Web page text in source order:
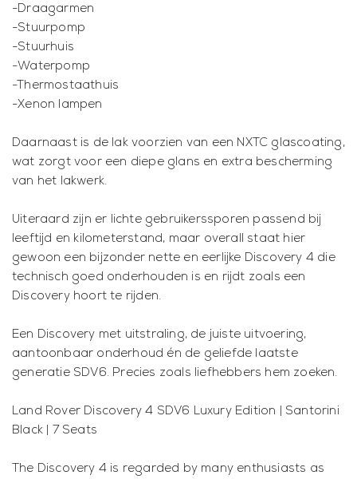
-Draagarmen
-Stuurpomp
-Stuurhuis
-Waterpomp
-Thermostaathuis
-Xenon lampen
Daarnaast is de lak voorzien van een NXTC glascoating,
wat zorgt voor een diepe glans en extra bescherming
van het lakwerk.
Uiteraard zijn er lichte gebruikerssporen passend bij
leeftijd en kilometerstand, maar overall staat hier
gewoon een bijzonder nette en eerlijke Discovery 4 die
technisch goed onderhouden is en rijdt zoals een
Discovery hoort te rijden.
Een Discovery met uitstraling, de juiste uitvoering,
aantoonbaar onderhoud én de geliefde laatste
generatie SDV6. Precies zoals liefhebbers hem zoeken.
Land Rover Discovery 4 SDV6 Luxury Edition | Santorini
Black | 7 Seats
The Discovery 4 is regarded by many enthusiasts as